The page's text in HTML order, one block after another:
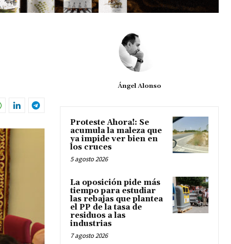
Ángel Alonso
Proteste Ahora!: Se
acumula la maleza que
ya impide ver bien en
los cruces
5 agosto 2026
La oposición pide más
tiempo para estudiar
las rebajas que plantea
el PP de la tasa de
residuos a las
industrias
7 agosto 2026